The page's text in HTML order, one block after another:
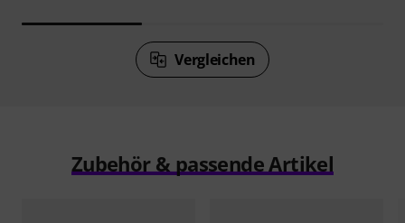
Vergleichen
Zubehör & passende Artikel